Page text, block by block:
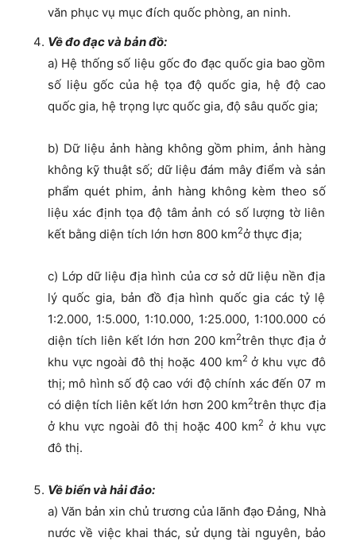
văn phục vụ mục đích quốc phòng, an ninh.
Về đo đạc và bản đồ:
a) Hệ thống số liệu gốc đo đạc quốc gia bao gồm
số liệu gốc của hệ tọa độ quốc gia, hệ độ cao
quốc gia, hệ trọng lực quốc gia, độ sâu quốc gia;
b) Dữ liệu ảnh hàng không gồm phim, ảnh hàng
không kỹ thuật số; dữ liệu đám mây điểm và sản
phẩm quét phim, ảnh hàng không kèm theo số
liệu xác định tọa độ tâm ảnh có số lượng tờ liên
kết bằng diện tích lớn hơn 800 km2ở thực địa;
c) Lớp dữ liệu địa hình của cơ sở dữ liệu nền địa
lý quốc gia, bản đồ địa hình quốc gia các tỷ lệ
1:2.000, 1:5.000, 1:10.000, 1:25.000, 1:100.000 có
diện tích liên kết lớn hơn 200 km2trên thực địa ở
khu vực ngoài đô thị hoặc 400 km2 ở khu vực đô
thị; mô hình số độ cao với độ chính xác đến 07 m
có diện tích liên kết lớn hơn 200 km2trên thực địa
ở khu vực ngoài đô thị hoặc 400 km2 ở khu vực
đô thị.
Về biển và hải đảo:
a) Văn bản xin chủ trương của lãnh đạo Đảng, Nhà
nước về việc khai thác, sử dụng tài nguyên, bảo